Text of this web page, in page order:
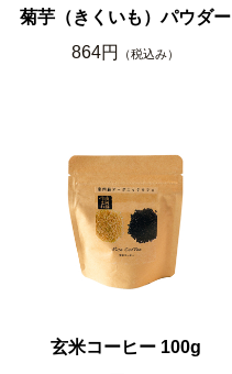
菊芋（きくいも）パウダー
864円
（税込み）
玄米コーヒー 100g